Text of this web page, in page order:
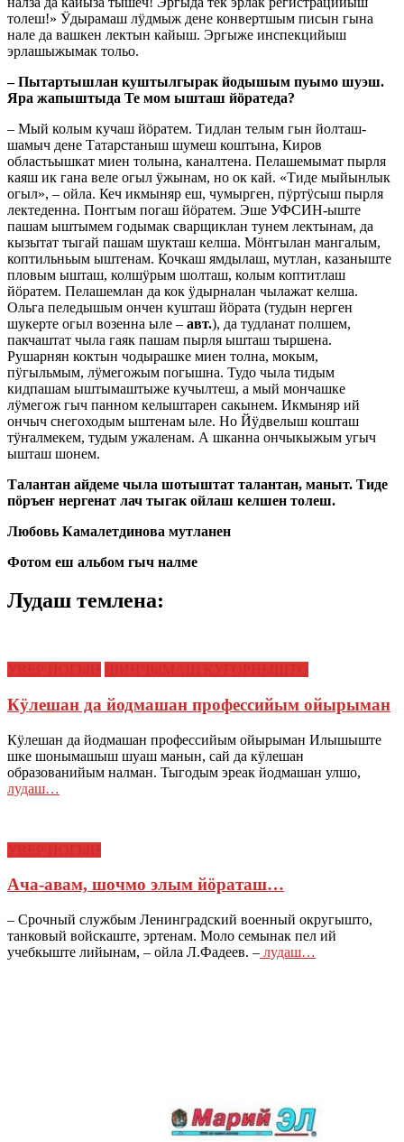
толеш!» Ӱдырамаш лӱдмыж дене конвертшым писын гына
нале да вашкен лектын кайыш. Эргыже инспекцийыш
эрлашыжымак тольо.
– Пытартышлан куштылгырак йодышым пуымо шуэш.
Яра жапыштыда Те мом ышташ йӧратеда?
– Мый колым кучаш йӧратем. Тидлан телым гын йолташ-
шамыч дене Татарстаныш шумеш коштына, Киров
областьышкат миен толына, каналтена. Пелашемымат пырля
каяш ик гана веле огыл ӱжынам, но ок кай. «Тиде мыйынлык
огыл», – ойла. Кеч икмыняр еш, чумырген, пӱртӱсыш пырля
лектеденна. Поҥгым погаш йӧратем. Эше УФСИН-ыште
пашам ыштымем годымак сварщиклан тунем лектынам, да
кызытат тыгай пашам шукташ келша. Мӧҥгылан мангалым,
коптильньым ыштенам. Кочкаш ямдылаш, мутлан, казаныште
пловым ышташ, колшӱрым шолташ, колым коптитлаш
йӧратем. Пелашемлан да кок ӱдырналан чылажат келша.
Ольга пеледышым ончен кушташ йӧрата (тудын нерген
шукерте огыл возенна ыле – авт.), да тудланат полшем,
пакчаштат чыла гаяк пашам пырля ышташ тыршена.
Рушарнян коктын чодырашке миен толна, мокым,
пӱгыльмым, лӱмегожым погышна. Тудо чыла тидым
кидпашам ыштымаштыже кучылтеш, а мый мончашке
лӱмегож гыч панном келыштарен сакынем. Икмыняр ий
ончыч снегоходым ыштенам ыле. Но Йӱдвелыш кошташ
тӱҥалмекем, тудым ужаленам. А шканна ончыкыжым угыч
ышташ шонем.
Талантан айдеме чыла шотыштат талантан, маныт. Тиде
пӧръеҥ нергенат лач тыгак ойлаш келшен толеш.
Любовь Камалетдинова мутланен
Фотом еш альбом гыч налме
Лудаш темлена:
Кӱлешан да йодмашан профессийым ойырыман
Кӱлешан да йодмашан профессийым ойырыман Илышыште
шке шонымашыш шуаш манын, сай да кӱлешан
образованийым налман. Тыгодым эреак йодмашан улшо,
лудаш…
Ача-авам, шочмо элым йӧраташ…
– Срочный службым Ленинградский военный округышто,
танковый войскаште, эртенам. Моло семынак пел ий
учебкыште лийынам, – ойла Л.Фадеев. – лудаш…